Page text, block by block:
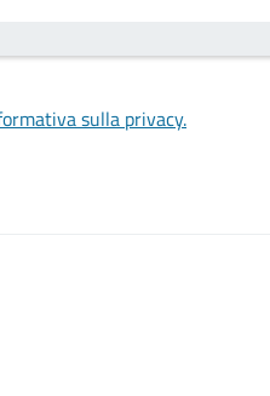
sulla privacy.